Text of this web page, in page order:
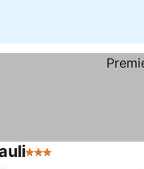
3 Tähtiluokitus